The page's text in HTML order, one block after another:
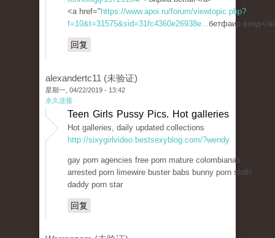
<a href=" https://www.apoi.ru/forum/viewtopic.php?
f=10&t=31575&sid=31fc4360e26938e...бетфаир вход</
回复
alexandertc11 (未验证)
星期一, 04/22/2019 - 13:42
永久连接
Teen Girls Pussy Pics. Hot galleries
Hot galleries, daily updated collections
http://sixygirlvideo.bestsexyblog.com/?wendy
gay porn agencies free porn mature colombianas
arrested porn limewire buster babs bunny porn sloth
daddy porn star
回复